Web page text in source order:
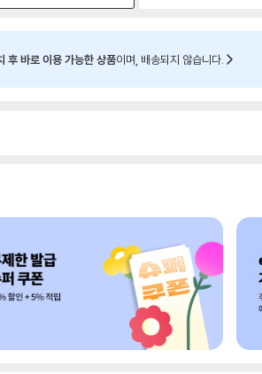
바로 이용 가능한 상품이며, 배송되지 않습니다.